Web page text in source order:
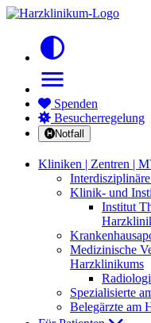
contrast
menu
Spenden
Besucherregelung
Notfall
Kliniken | Zentren |
Klinik- und
Institut
Medizinische
Harzklinikums
Spezialisierte
Belegärzte am